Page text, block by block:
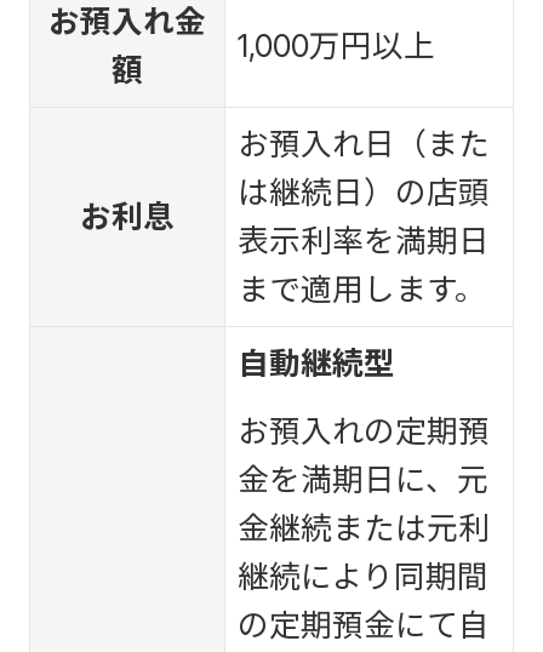
お預入れ金
額
1,000万円以上
お利息
お預入れ日（また
は継続日）の店頭
表示利率を満期日
まで適用します。
自動継続型
お預入れの定期預
金を満期日に、元
金継続または元利
継続により同期間
の定期預金にて自